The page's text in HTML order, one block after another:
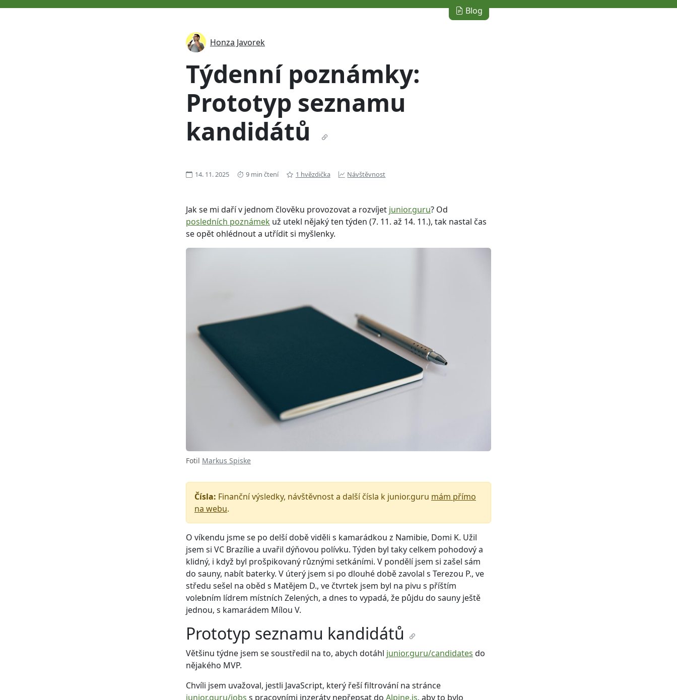
Blog
Honza Javorek
Týdenní poznámky:
Prototyp seznamu
kandidátů
14. 11. 2025 9 min čtení 1 hvězdička Návštěvnost
Jak se mi daří v jednom člověku provozovat a rozvíjet junior.guru? Od
posledních poznámek už utekl nějaký ten týden (7. 11. až 14. 11.), tak nastal čas
se opět ohlédnout a utřídit si myšlenky.
Fotil Markus Spiske
Čísla: Finanční výsledky, návštěvnost a další čísla k junior.guru mám přímo
na webu.
O víkendu jsme se po delší době viděli s kamarádkou z Namibie, Domi K. Užil
jsem si VC Brazílie a uvařil dýňovou polívku. Týden byl taky celkem pohodový a
klidný, i když byl prošpikovaný různými setkáními. V pondělí jsem si zašel sám
do sauny, nabít baterky. V úterý jsem si po dlouhé době zavolal s Terezou P., ve
středu sešel na oběd s Matějem D., ve čtvrtek jsem byl na pivu s příštím
volebním lídrem místních Zelených, a dnes to vypadá, že půjdu do sauny ještě
jednou, s kamarádem Mílou V.
Prototyp seznamu kandidátů
Většinu týdne jsem se soustředil na to, abych dotáhl junior.guru/candidates do
nějakého MVP.
Chvíli jsem uvažoval, jestli JavaScript, který řeší filtrování na stránce
junior.guru/jobs s pracovními inzeráty nepřepsat do Alpine.js, aby to bylo